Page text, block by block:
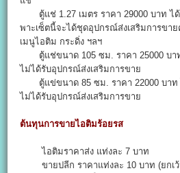
ตู้แช่ 1.27 เมตร ราคา 29000 บาท ได้
พาะเซ็ตนี้จะได้ชุดอุปกรณ์ส่งเสริมการขา
เมนูไอติม กระดิ่ง ฯลฯ
ตู้แช่ขนาด 105 ซม. ราคา 25000 บา
ไม่ได้รับอุปกรณ์ส่งเสริมการขาย
ตู้แข่ขนาด 85 ซม. ราคา 22000 บาท
ไม่ได้รับอุปกรณ์ส่งเสริมการขาย
ต้นทุนการขายไอติมร้อยรส
ไอติมราคาส่ง แท่งละ 7 บาท
ขายปลีก ราคาแท่งละ 10 บาท (ยกเว้